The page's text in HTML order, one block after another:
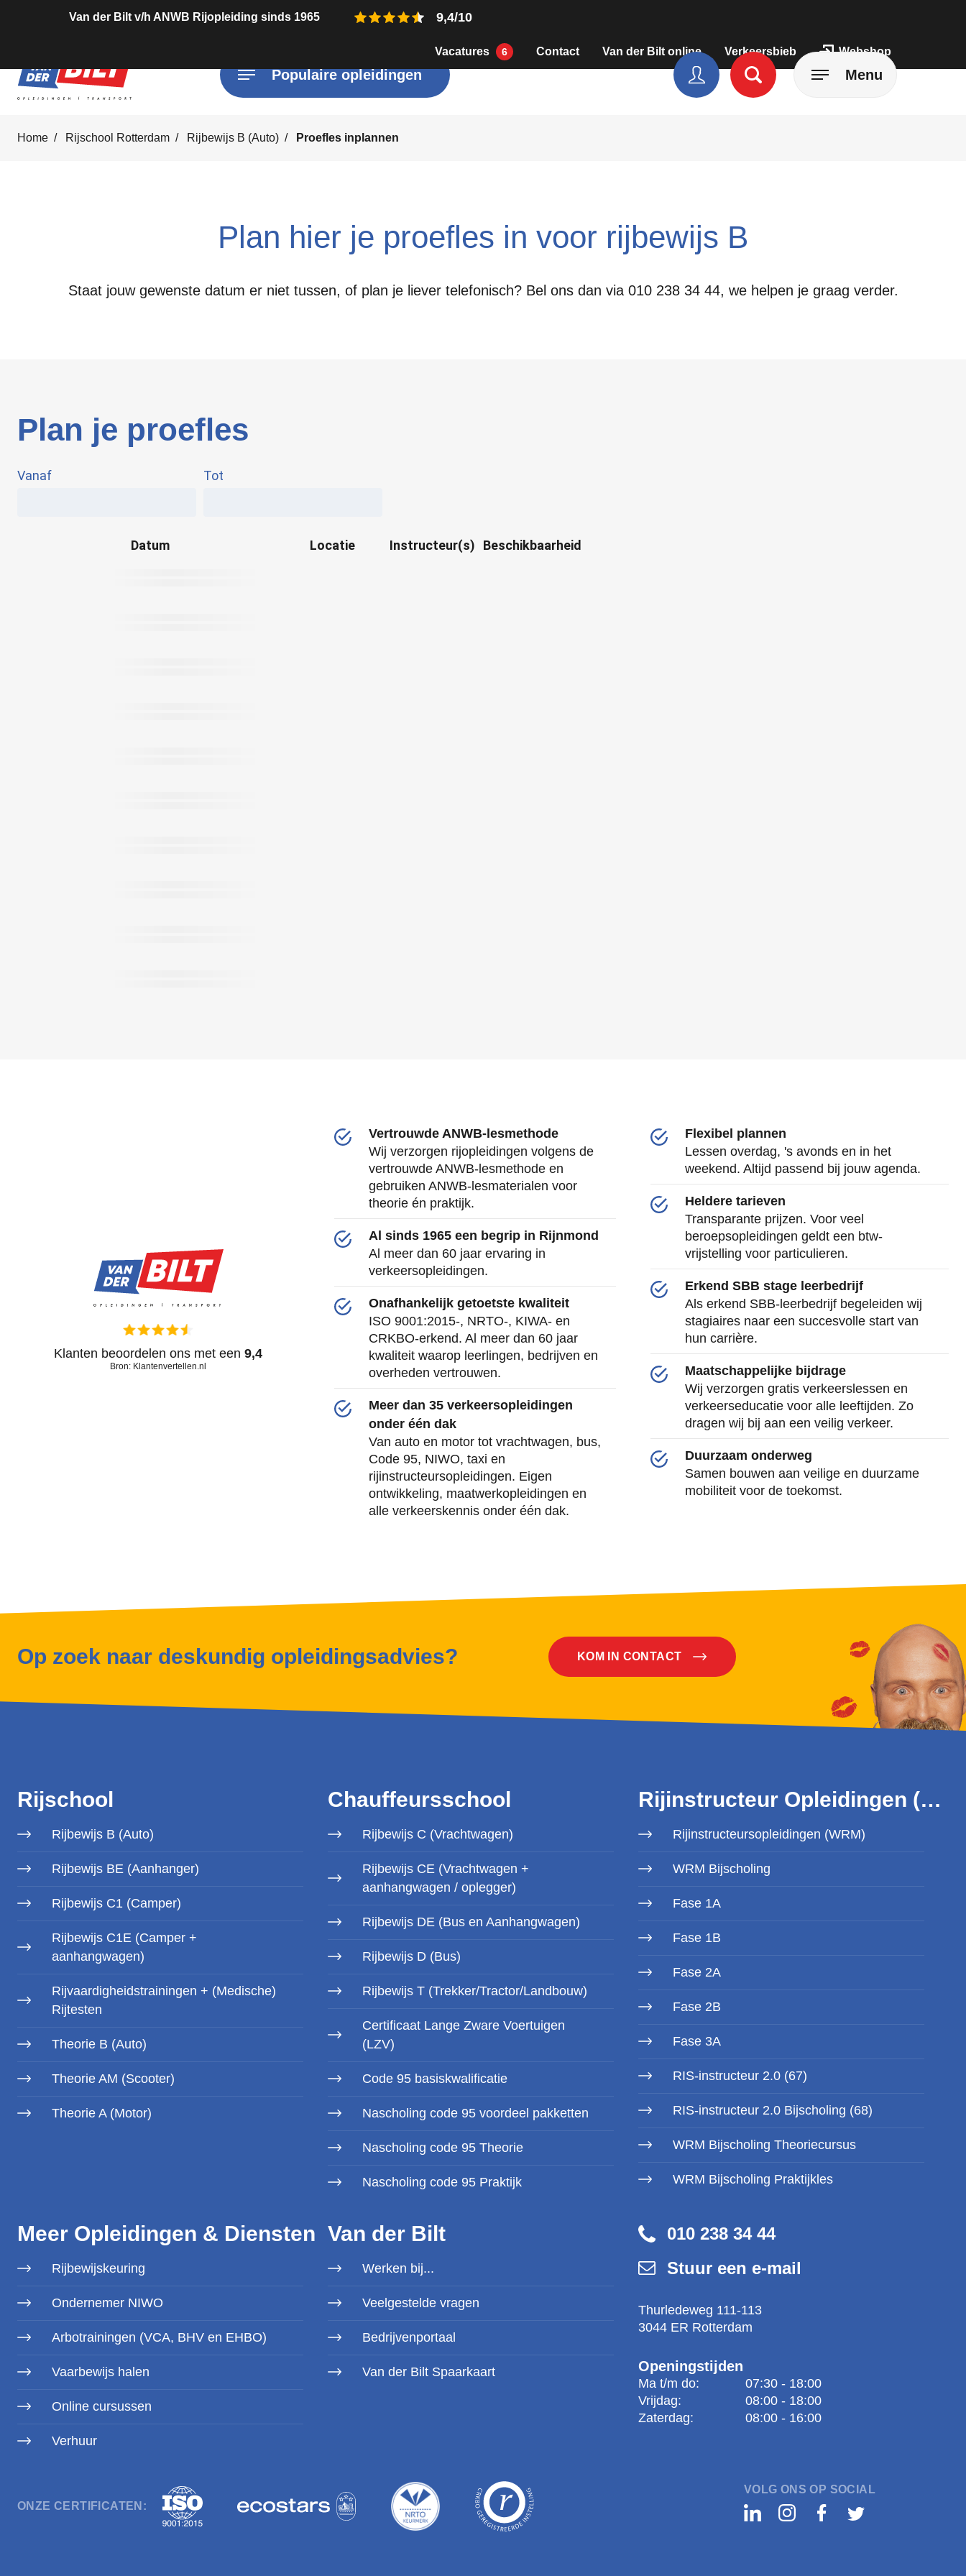
Menu
Van der Bilt v/h ANWB Rijopleiding sinds 1965 9,4/10
Vacatures 6 Contact Van der Bilt online Verkeersbieb Webshop
Populaire opleidingen
Home Rijschool Rotterdam Rijbewijs B (Auto) Proefles inplannen
Plan hier je proefles in voor rijbewijs B
Staat jouw gewenste datum er niet tussen, of plan je liever telefonisch? Bel ons dan via 010 238 34 44, we helpen je graag verder.
Plan je proefles
Vanaf Tot
Datum Locatie Instructeur(s) Beschikbaarheid
Klanten beoordelen ons met een9,4
Bron: Klantenvertellen.nl
Vertrouwde ANWB-lesmethode
Wij verzorgen rijopleidingen volgens de
vertrouwde ANWB-lesmethode en
gebruiken ANWB-lesmaterialen voor
theorie én praktijk.
Al sinds 1965 een begrip in Rijnmond
Al meer dan 60 jaar ervaring in
verkeersopleidingen.
Onafhankelijk getoetste kwaliteit
ISO 9001:2015-, NRTO-, KIWA- en
CRKBO-erkend. Al meer dan 60 jaar
kwaliteit waarop leerlingen, bedrijven en
overheden vertrouwen.
Meer dan 35 verkeersopleidingen
onder één dak
Van auto en motor tot vrachtwagen, bus,
Code 95, NIWO, taxi en
rijinstructeursopleidingen. Eigen
ontwikkeling, maatwerkopleidingen en
alle verkeerskennis onder één dak.
Flexibel plannen
Lessen overdag, 's avonds en in het
weekend. Altijd passend bij jouw agenda.
Heldere tarieven
Transparante prijzen. Voor veel
beroepsopleidingen geldt een btw-
vrijstelling voor particulieren.
Erkend SBB stage leerbedrijf
Als erkend SBB-leerbedrijf begeleiden wij
stagiaires naar een succesvolle start van
hun carrière.
Maatschappelijke bijdrage
Wij verzorgen gratis verkeerslessen en
verkeerseducatie voor alle leeftijden. Zo
dragen wij bij aan een veilig verkeer.
Duurzaam onderweg
Samen bouwen aan veilige en duurzame
mobiliteit voor de toekomst.
Op zoek naar deskundig opleidingsadvies? KOM IN CONTACT
Rijschool
Rijbewijs B (Auto)
Rijbewijs BE (Aanhanger)
Rijbewijs C1 (Camper)
Rijbewijs C1E (Camper +
aanhangwagen)
Rijvaardigheidstrainingen + (Medische)
Rijtesten
Theorie B (Auto)
Theorie AM (Scooter)
Theorie A (Motor)
Chauffeursschool
Rijbewijs C (Vrachtwagen)
Rijbewijs CE (Vrachtwagen +
aanhangwagen / oplegger)
Rijbewijs DE (Bus en Aanhangwagen)
Rijbewijs D (Bus)
Rijbewijs T (Trekker/Tractor/Landbouw)
Certificaat Lange Zware Voertuigen
(LZV)
Code 95 basiskwalificatie
Nascholing code 95 voordeel pakketten
Nascholing code 95 Theorie
Nascholing code 95 Praktijk
Rijinstructeur Opleidingen (WRM)
Rijinstructeursopleidingen (WRM)
WRM Bijscholing
Fase 1A
Fase 1B
Fase 2A
Fase 2B
Fase 3A
RIS-instructeur 2.0 (67)
RIS-instructeur 2.0 Bijscholing (68)
WRM Bijscholing Theoriecursus
WRM Bijscholing Praktijkles
Meer Opleidingen & Diensten
Rijbewijskeuring
Ondernemer NIWO
Arbotrainingen (VCA, BHV en EHBO)
Vaarbewijs halen
Online cursussen
Verhuur
Van der Bilt
Werken bij...
Veelgestelde vragen
Bedrijvenportaal
Van der Bilt Spaarkaart
010 238 34 44
Stuur een e-mail
Thurledeweg 111-113
3044 ER Rotterdam
Openingstijden
Ma t/m do:
07:30 - 18:00
Vrijdag:
08:00 - 18:00
Zaterdag:
08:00 - 16:00
ONZE CERTIFICATEN:
VOLG ONS OP SOCIAL